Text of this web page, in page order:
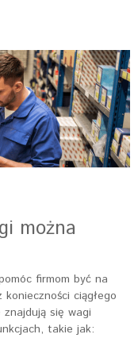
można
firmom być na
ciągłego
się wagi
takie jak: